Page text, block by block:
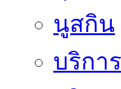
นูสกิน
บริการ